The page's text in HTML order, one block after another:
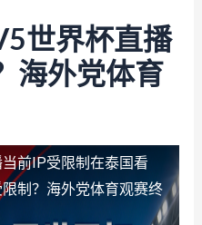
世界杯直播
海外党体育
前IP受限制 在泰国看
制？海外党体育观赛终